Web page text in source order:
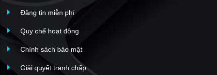
Đăng tin miễn phí
Quy chế hoạt động
Chính sách bảo mật
Giải quyết tranh chấp